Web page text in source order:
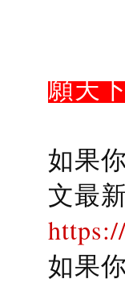
願天
如果
文最
如果